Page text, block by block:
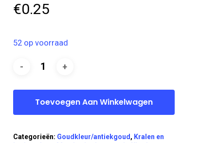
€0.25
52 op voorraad
Toevoegen Aan Winkelwagen
Categorieën: Goudkleur/antiekgoud , Kralen en